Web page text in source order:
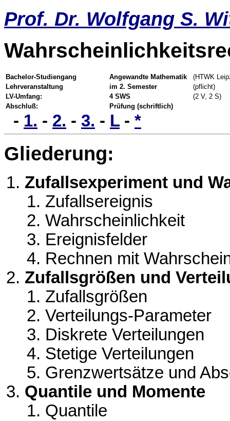
Prof. Dr. Wolfgang S.
Bachelor-Studiengang Angewandte Mathematik
(HTWK
Lehrveranstaltung
im 2. Semester
(pflicht)
LV-Umfang:
4 SWS
(2 V, 2 S)
Abschluß:
Prüfung (schriftlich)
- 1. - 2. - 3. - L- *
Gliederung:
Zufallsexperiment und
Zufallsereignis
Wahrscheinlichkeit
Ereignisfelder
Rechnen mit
Zufallsgrößen und
Zufallsgrößen
Verteilungs-Parameter
Diskrete Verteilungen
Stetige Verteilungen
Grenzwertsätze und
Quantile und Momente
Quantile